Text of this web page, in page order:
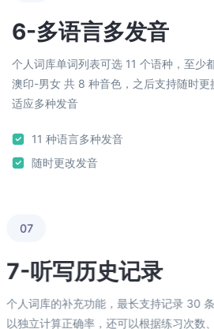
6-多语言多发音
个人词库单词列表可选 11 个语种，至少
澳印-男女 共 8 种音色，之后支持随时更
适应多种发音
11 种语言多种发音
随时更改发音
07
7-听写历史记录
个人词库的补充功能，最长支持记录 30
以独立计算正确率，还可以根据练习次数